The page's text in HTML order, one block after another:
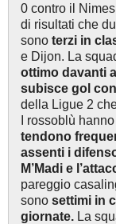
0 contro il
di risultati che
sono terzi in
e Dijon. La
ottimo davanti
subisce gol
della Ligue 2
I rossoblù hanno
tendono
assenti i
M’Madi e
pareggio
sono settimi in
giornate. La